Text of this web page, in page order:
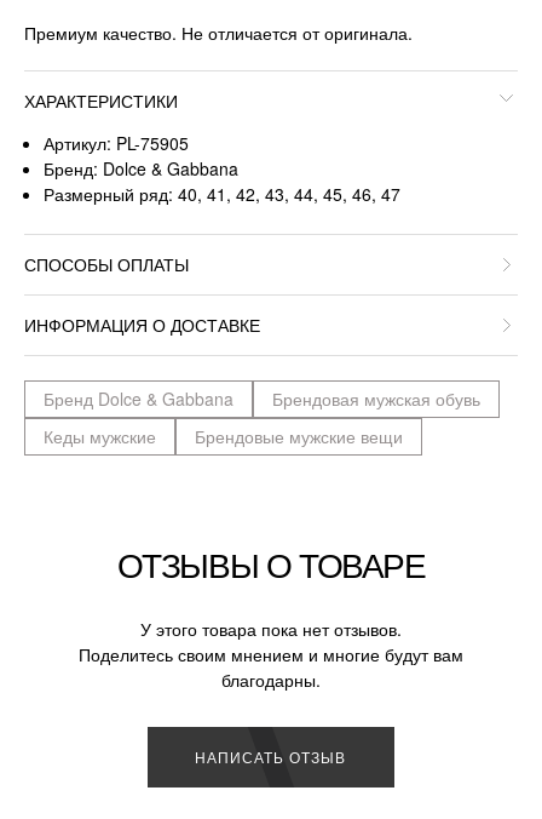
Премиум качество. Не отличается от оригинала.
ХАРАКТЕРИСТИКИ
Артикул: PL-75905
Бренд: Dolce & Gabbana
Размерный ряд: 40, 41, 42, 43, 44, 45, 46, 47
СПОСОБЫ ОПЛАТЫ
ИНФОРМАЦИЯ О ДОСТАВКЕ
Бренд Dolce & Gabbana
Брендовая мужская обувь
Кеды мужские
Брендовые мужские вещи
ОТЗЫВЫ О ТОВАРЕ
У этого товара пока нет отзывов.
Поделитесь своим мнением и многие будут вам
благодарны.
НАПИСАТЬ ОТЗЫВ